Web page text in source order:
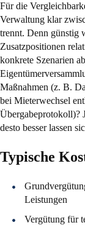
Für die
Verwaltung klar
trennt. Denn günstig
Zusatzpositionen
konkrete Szenarien
Maßnahmen (z. B.
bei Mieterwechsel
Übergabeprotokoll)?
desto besser lassen
Typische
Leistungen
Vergütung für